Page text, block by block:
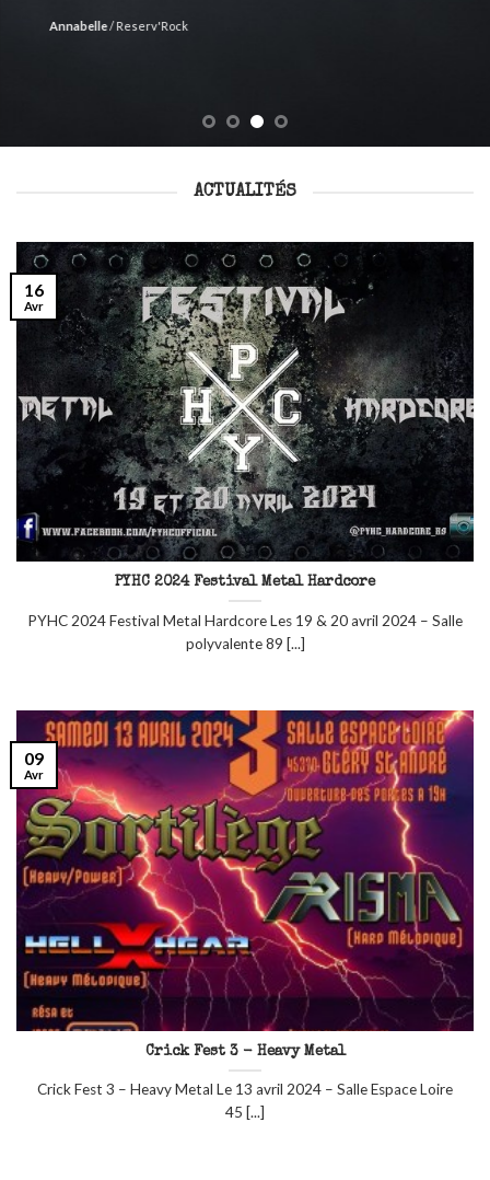
Annabelle/Reserv'Rock
ACTUALITÉS
PYHC 2024 Festival Metal Hardcore
PYHC 2024 Festival Metal Hardcore Les 19 & 20 avril 2024 – Salle
polyvalente 89 [...]
16
Avr
Crick Fest 3 - Heavy Metal
Crick Fest 3 – Heavy Metal Le 13 avril 2024 – Salle Espace Loire
45 [...]
09
Avr